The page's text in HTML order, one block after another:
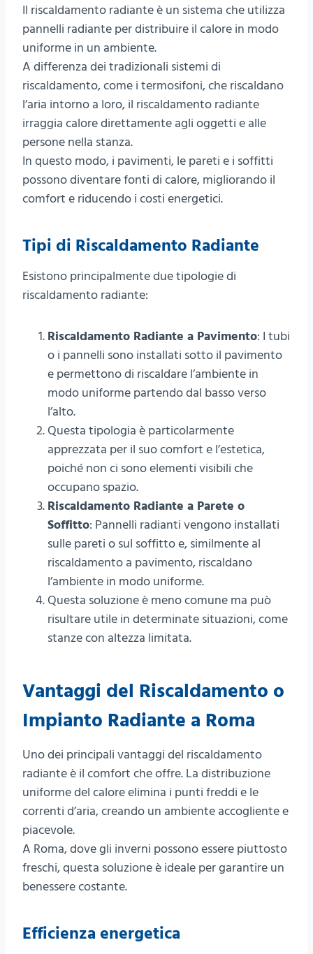
Il riscaldamento radiante è un sistema che utilizza
pannelli radiante per distribuire il calore in modo
uniforme in un ambiente.
A differenza dei tradizionali sistemi di
riscaldamento, come i termosifoni, che riscaldano
l’aria intorno a loro, il riscaldamento radiante
irraggia calore direttamente agli oggetti e alle
persone nella stanza.
In questo modo, i pavimenti, le pareti e i soffitti
possono diventare fonti di calore, migliorando il
comfort e riducendo i costi energetici.
Tipi di Riscaldamento Radiante
Esistono principalmente due tipologie di
riscaldamento radiante:
Riscaldamento Radiante a Pavimento: I tubi
o i pannelli sono installati sotto il pavimento
e permettono di riscaldare l’ambiente in
modo uniforme partendo dal basso verso
l’alto.
Questa tipologia è particolarmente
apprezzata per il suo comfort e l’estetica,
poiché non ci sono elementi visibili che
occupano spazio.
Riscaldamento Radiante a Parete o
Soffitto: Pannelli radianti vengono installati
sulle pareti o sul soffitto e, similmente al
riscaldamento a pavimento, riscaldano
l’ambiente in modo uniforme.
Questa soluzione è meno comune ma può
risultare utile in determinate situazioni, come
stanze con altezza limitata.
Vantaggi del Riscaldamento o
Impianto Radiante a Roma
Uno dei principali vantaggi del riscaldamento
radiante è il comfort che offre. La distribuzione
uniforme del calore elimina i punti freddi e le
correnti d’aria, creando un ambiente accogliente e
piacevole.
A Roma, dove gli inverni possono essere piuttosto
freschi, questa soluzione è ideale per garantire un
benessere costante.
Efficienza energetica